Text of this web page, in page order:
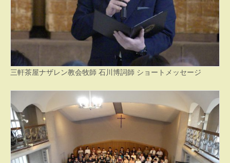
三軒茶屋ナザレン教会牧師 石川博詞師 ショートメッセージ